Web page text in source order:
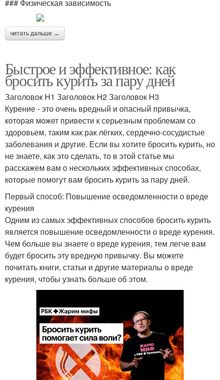
### Физическая зависимость
читать дальше →
Быстрое и эффективное: как
бросить курить за пару дней
Заголовок H1 Заголовок H2 Заголовок H3
Курение - это очень вредный и опасный привычка,
которая может привести к серьезным проблемам со
здоровьем, таким как рак лёгких, сердечно-сосудистые
заболевания и другие. Если вы хотите бросить курить, но
не знаете, как это сделать, то в этой статье мы
расскажем вам о нескольких эффективных способах,
которые помогут вам бросить курить за пару дней.
Первый способ: Повышение осведомленности о вреде
курения
Одним из самых эффективных способов бросить курить
является повышение осведомленности о вреде курения.
Чем больше вы знаете о вреде курения, тем легче вам
будет бросить эту вредную привычку. Вы можете
почитать книги, статьи и другие материалы о вреде
курения, чтобы узнать больше об этом.